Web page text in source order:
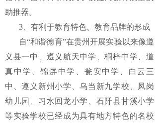
助推器。
3、有利于教育特色、教育品牌的形成
自“和谐德育”在贵州开展实验以来像遵
义县一中、遵义航天中学、桐梓中学、道
真中学、锦屏中学、瓮安中学、白云三
中、遵义新州小学、乌当新九学校、凤岗
幼儿园、习水回龙小学、石阡县甘溪小学
等实验学校已经成为具有地方特色的名校